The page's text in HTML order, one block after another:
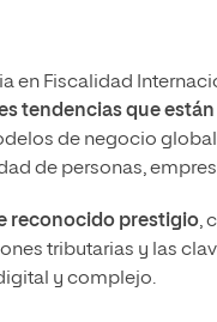
en Fiscalidad
tendencias que
de negocio
de personas,
reconocido prestigio,
tributarias y las
y complejo.